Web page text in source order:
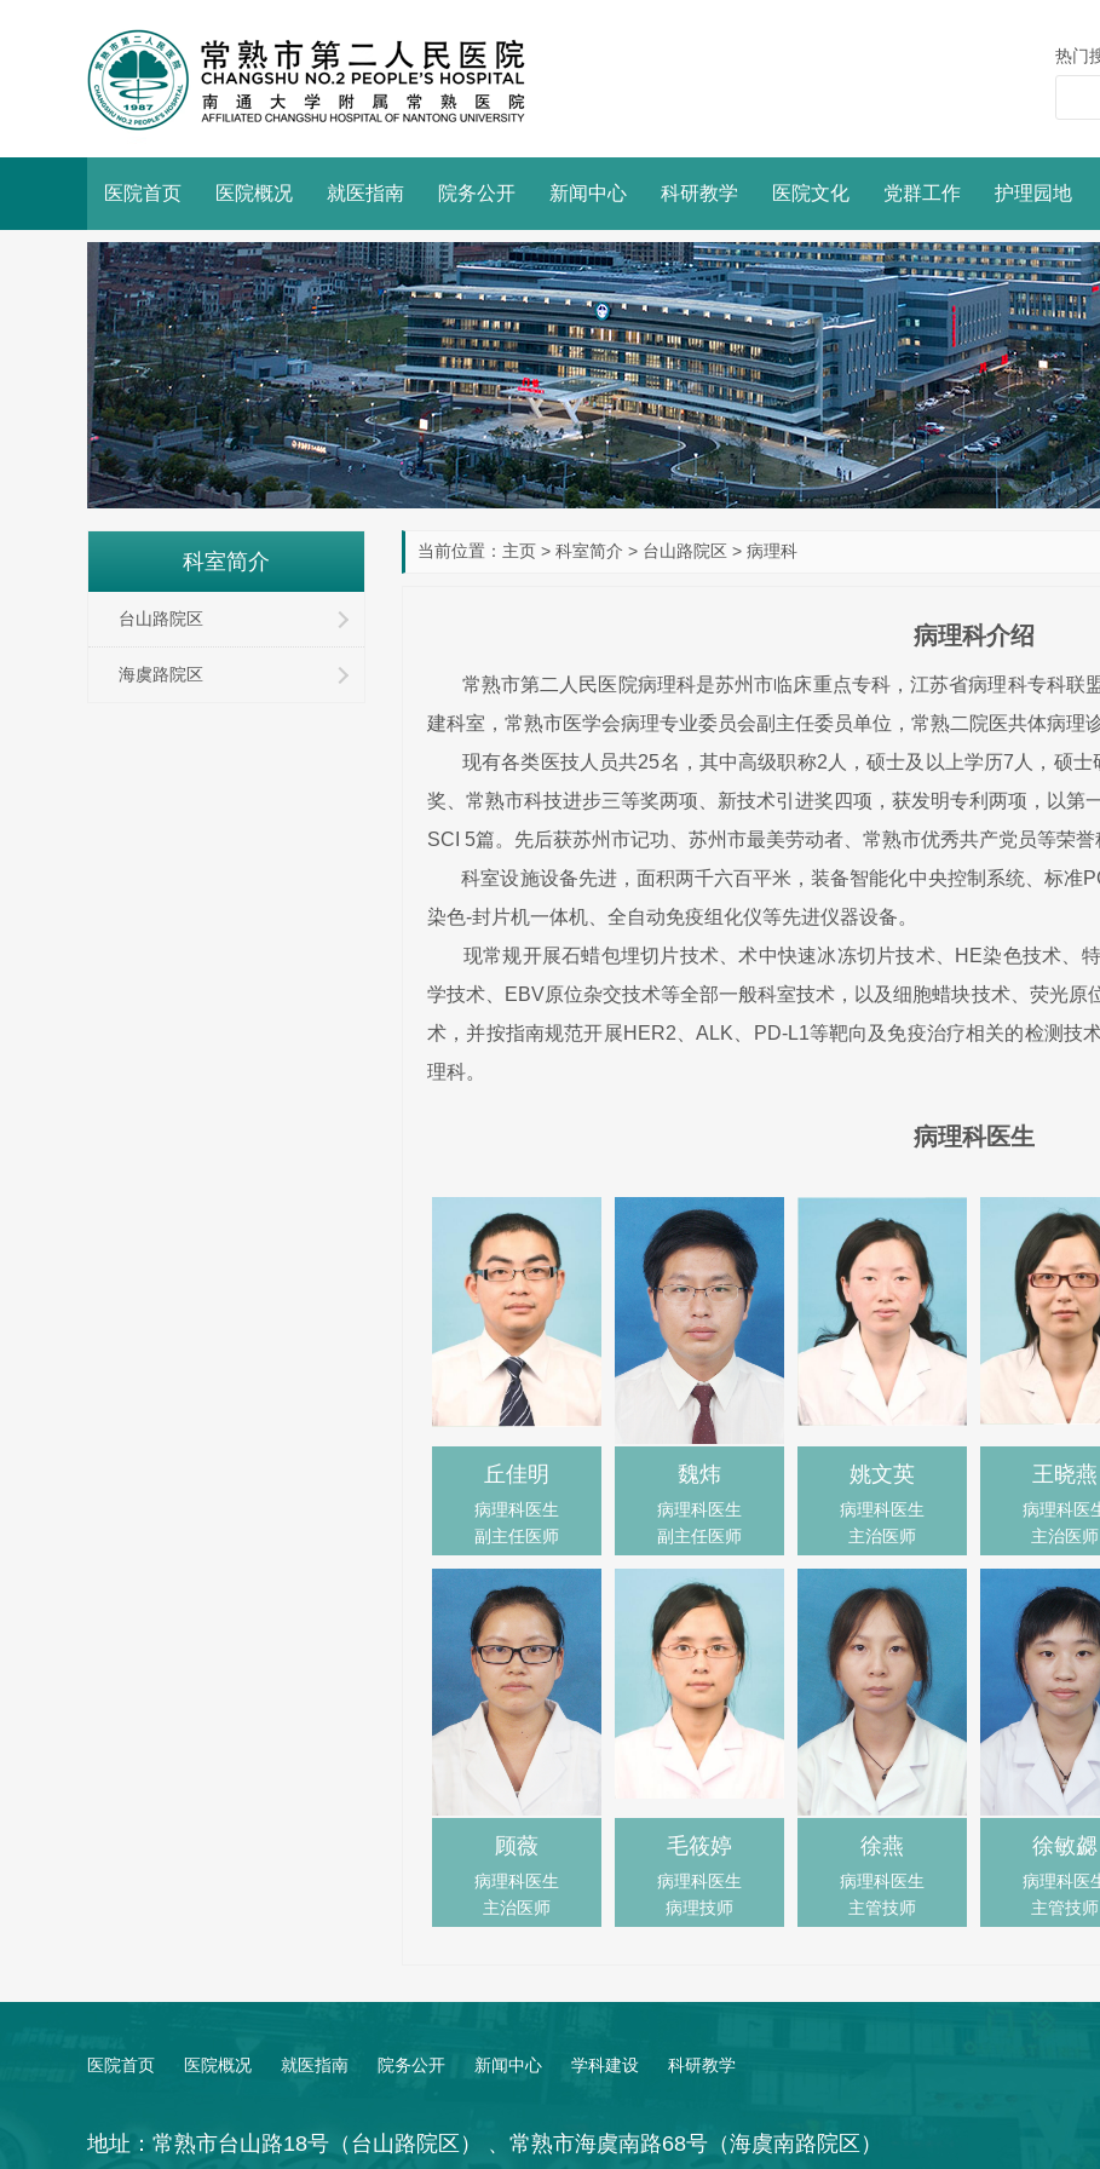
热门
医院首页 医院概况 就医指南 院务公开 新闻中心 科研教学 医院文化 党群工作 护理园地
当前位置： 主页 > 科室简介 > 台山路院区 > 病理科
病理科介绍
常熟市第二人民医院病理科是苏州市临床重点专科，江苏省病理科专科联
建科室，常熟市医学会病理专业委员会副主任委员单位，常熟二院医共体病理
现有各类医技人员共25名，其中高级职称2人，硕士及以上学历7人，硕士
奖、常熟市科技进步三等奖两项、新技术引进奖四项，获发明专利两项，以第
SCI 5篇。先后获苏州市记功、苏州市最美劳动者、常熟市优秀共产党员等荣誉
科室设施设备先进，面积两千六百平米，装备智能化中央控制系统、标准
染色-封片机一体机、全自动免疫组化仪等先进仪器设备。
现常规开展石蜡包埋切片技术、术中快速冰冻切片技术、HE染色技术、
学技术、EBV原位杂交技术等全部一般科室技术，以及细胞蜡块技术、荧光
术，并按指南规范开展HER2、ALK、PD-L1等靶向及免疫治疗相关的检测技
理科。
病理科医生
丘佳明
病理科医生
副主任医师
魏炜
病理科医生
副主任医师
姚文英
病理科医生
主治医师
王晓燕
病理科医
主治医师
顾薇
病理科医生
主治医师
毛筱婷
病理科医生
病理技师
徐燕
病理科医生
主管技师
徐敏勰
病理科医
主管技师
科室简介
台山路院区
海虞路院区
医院首页 医院概况 就医指南 院务公开 新闻中心 学科建设 科研教学
地址：常熟市台山路18号（台山路院区） 、常熟市海虞南路68号（海虞南路院区）